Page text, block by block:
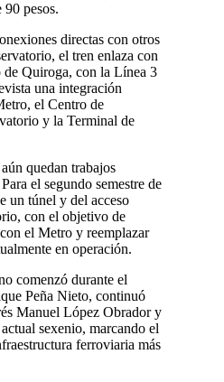
90 pesos.
directas con otros
el tren enlaza con
Quiroga, con la Línea 3
una integración
el Centro de
y la Terminal de
quedan trabajos
el segundo semestre de
un túnel y del acceso
con el objetivo de
el Metro y reemplazar
en operación.
comenzó durante el
Peña Nieto, continuó
Manuel López Obrador y
sexenio, marcando el
ferroviaria más